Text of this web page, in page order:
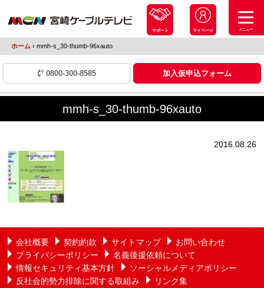
サポート マイページ メニュー
ホーム ›mmh-s_30-thumb-96xauto
0800-300-8585 加入仮申込フォーム
mmh-s_30-thumb-96xauto
2016.08.26
会社概要 契約約款 サイトマップ
お問い合わせ
プライバシーポリシー
名義後援依頼について
情報セキュリティ基本方針
ソーシャルメディアポリシー
反社会的勢力排除に関する取組み
リンク集